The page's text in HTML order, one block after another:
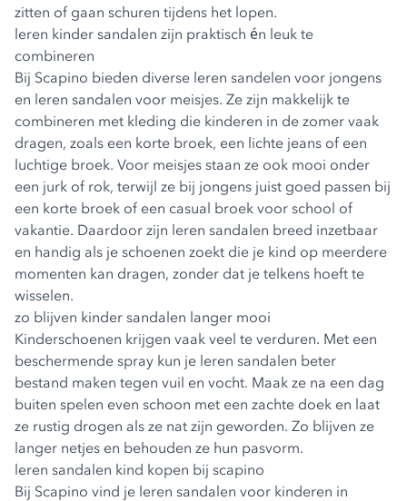
zitten of gaan schuren tijdens het lopen.
leren kinder sandalen zijn praktisch én leuk te
combineren
Bij Scapino bieden diverse leren sandelen voor jongens
en leren sandalen voor meisjes. Ze zijn makkelijk te
combineren met kleding die kinderen in de zomer vaak
dragen, zoals een korte broek, een lichte jeans of een
luchtige broek. Voor meisjes staan ze ook mooi onder
een jurk of rok, terwijl ze bij jongens juist goed passen bij
een korte broek of een casual broek voor school of
vakantie. Daardoor zijn leren sandalen breed inzetbaar
en handig als je schoenen zoekt die je kind op meerdere
momenten kan dragen, zonder dat je telkens hoeft te
wisselen.
zo blijven kinder sandalen langer mooi
Kinderschoenen krijgen vaak veel te verduren. Met een
beschermende spray kun je leren sandalen beter
bestand maken tegen vuil en vocht. Maak ze na een dag
buiten spelen even schoon met een zachte doek en laat
ze rustig drogen als ze nat zijn geworden. Zo blijven ze
langer netjes en behouden ze hun pasvorm.
leren sandalen kind kopen bij scapino
Bij Scapino vind je leren sandalen voor kinderen in